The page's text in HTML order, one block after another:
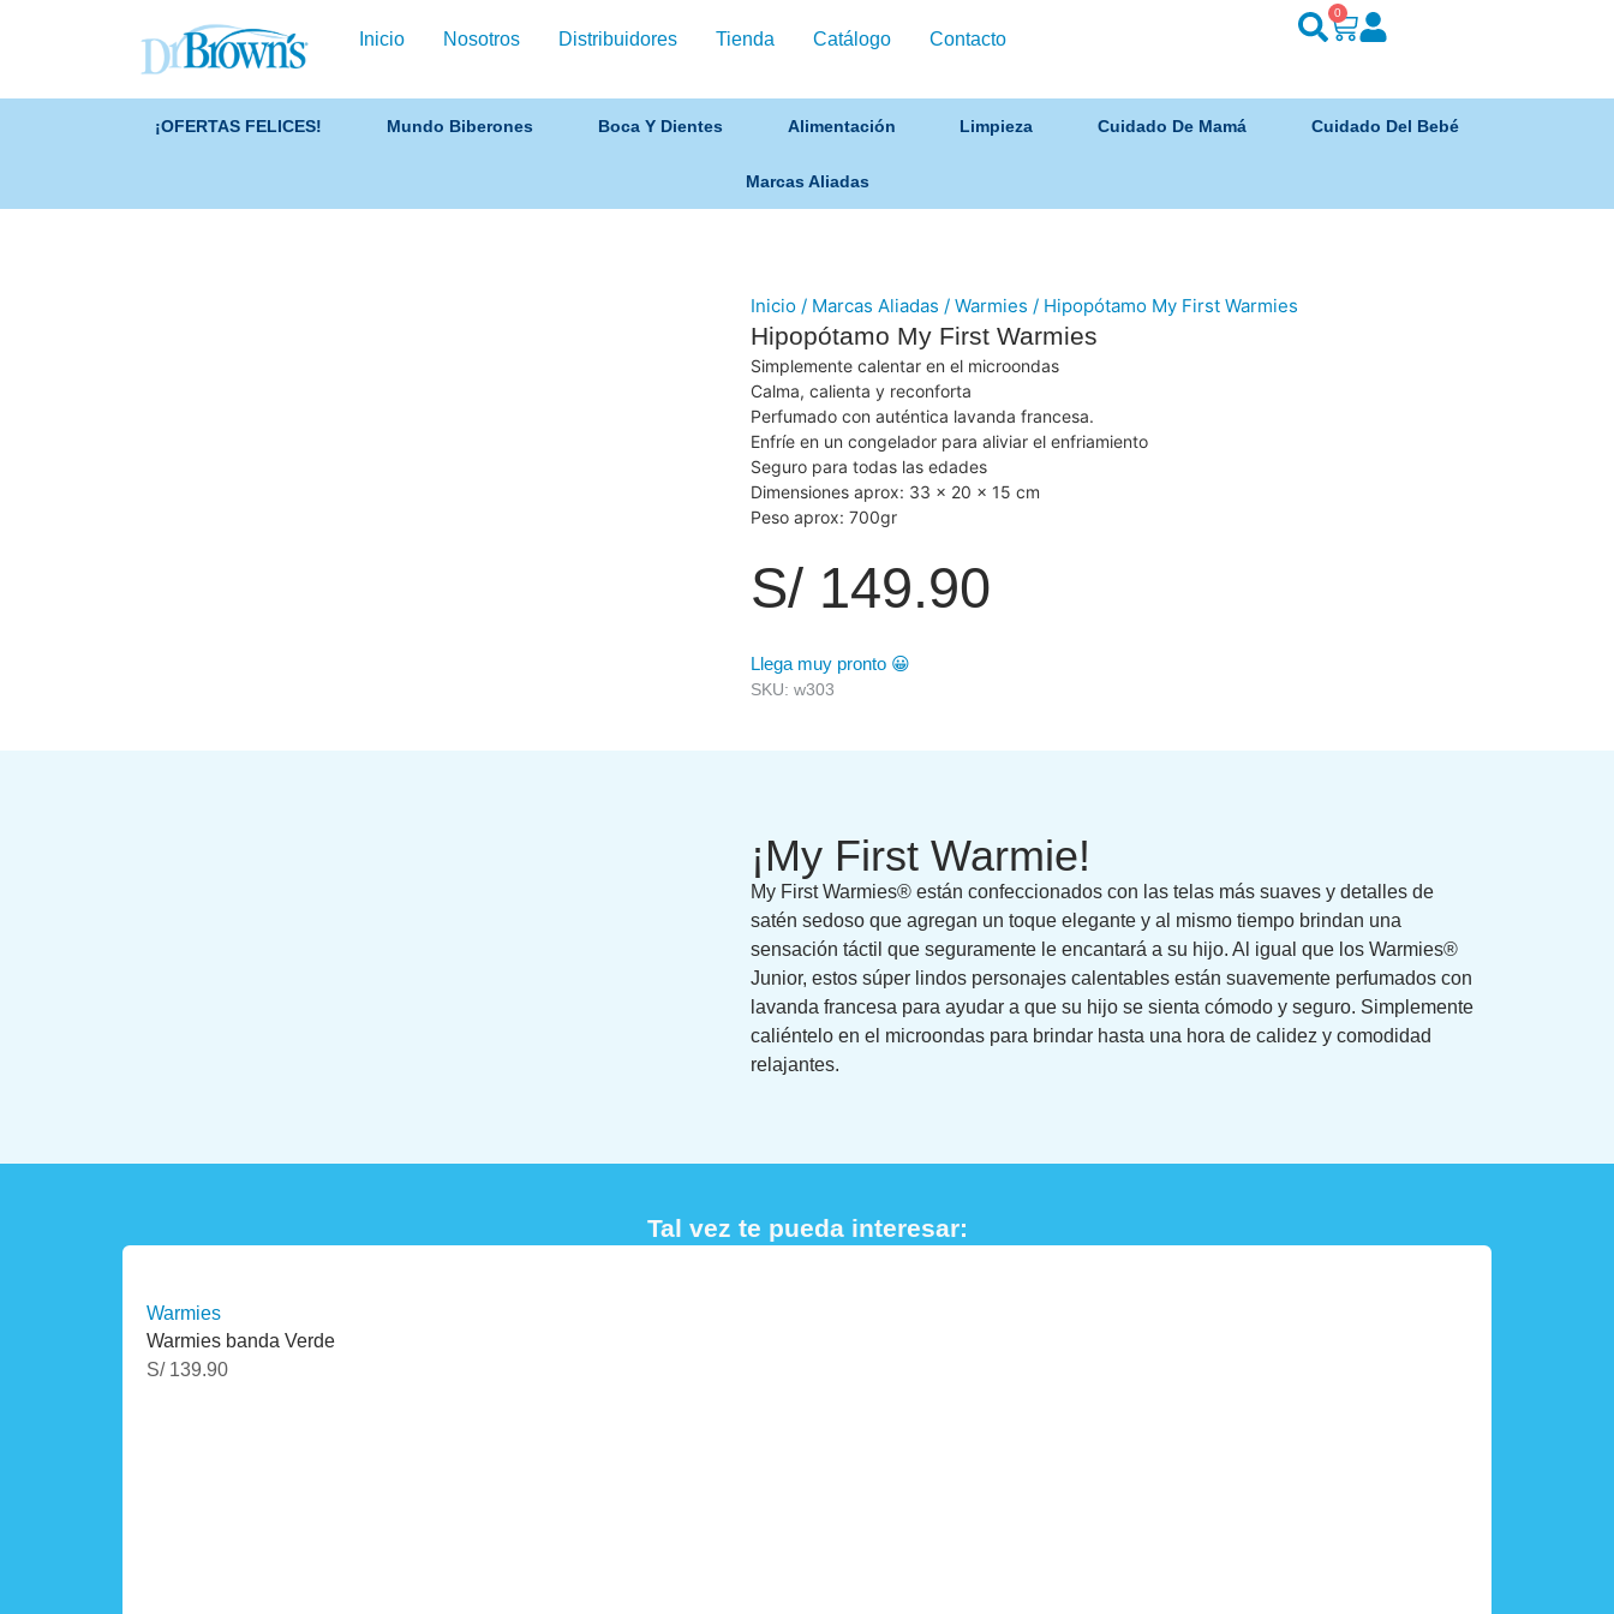
Inicio Nosotros Distribuidores Tienda Catálogo Contacto
0
¡OFERTAS FELICES! Mundo Biberones Boca Y Dientes Alimentación Limpieza Cuidado De Mamá Cuidado Del Bebé
Marcas Aliadas
Inicio / Marcas Aliadas / Warmies / Hipopótamo My First Warmies
Hipopótamo My First Warmies
Simplemente calentar en el microondas
Calma, calienta y reconforta
Perfumado con auténtica lavanda francesa.
Enfríe en un congelador para aliviar el enfriamiento
Seguro para todas las edades
Dimensiones aprox: 33 x 20 x 15 cm
Peso aprox: 700gr
S/ 149.90
Llega muy pronto 😀
SKU: w303
¡My First Warmie!
My First Warmies® están confeccionados con las telas más suaves y detalles de
satén sedoso que agregan un toque elegante y al mismo tiempo brindan una
sensación táctil que seguramente le encantará a su hijo. Al igual que los Warmies®
Junior, estos súper lindos personajes calentables están suavemente perfumados con
lavanda francesa para ayudar a que su hijo se sienta cómodo y seguro. Simplemente
caliéntelo en el microondas para brindar hasta una hora de calidez y comodidad
relajantes.
Tal vez te pueda interesar:
Warmies
Warmies banda Verde
S/139.90